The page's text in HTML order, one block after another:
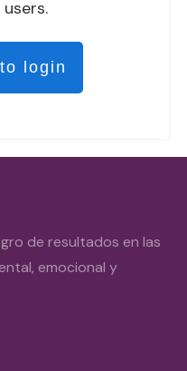
login
de resultados en las
emocional y